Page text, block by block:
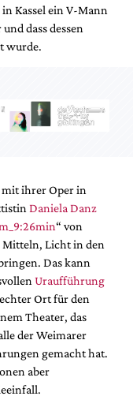
Kassel ein V-Mann
dass dessen
wurde.
mit ihrer Oper in
Daniela Danz
“ von
Licht in den
Das kann
Uraufführung
Ort für den
Theater, das
der Weimarer
gemacht hat.
aber